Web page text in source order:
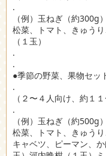
.
（例）玉ねぎ（約
松菜、トマト、きゅう
（１玉）
.
.
●季節の野菜、果物セッ
.
（２〜４人向け、約１
.
（例）玉ねぎ（約
松菜、トマト、きゅうり
キャベツ、ピーマン、